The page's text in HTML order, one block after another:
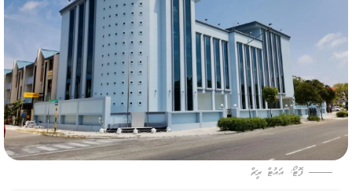
ފޮޓޯ: އައުޓް ރީޗް